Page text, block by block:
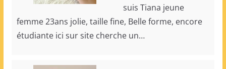
suis Tiana jeune
femme 23ans jolie, taille fine, Belle forme, encore
étudiante ici sur site cherche un…